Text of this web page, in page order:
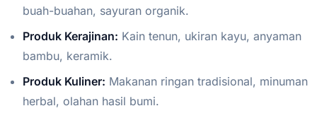
buah-buahan, sayuran organik.
Produk Kerajinan: Kain tenun, ukiran kayu, anyaman
bambu, keramik.
Produk Kuliner: Makanan ringan tradisional, minuman
herbal, olahan hasil bumi.